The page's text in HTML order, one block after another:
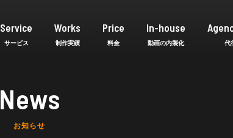
Service Works Price In-house
News
お知らせ